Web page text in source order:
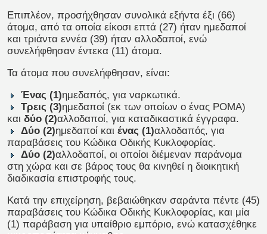
Επιπλέον, προσήχθησαν συνολικά εξήντα έξι (66)
άτομα, από τα οποία είκοσι επτά (27) ήταν ημεδαποί
και τριάντα εννέα (39) ήταν αλλοδαποί, ενώ
συνελήφθησαν έντεκα (11) άτομα.
Τα άτομα που συνελήφθησαν, είναι:
Ένας (1)ημεδαπός, για ναρκωτικά.
Τρεις (3)ημεδαποί (εκ των οποίων ο ένας ΡΟΜΑ)
και δύο (2)αλλοδαποί, για καταδικαστικά έγγραφα.
Δύο (2)ημεδαποί και ένας (1)αλλοδαπός, για
παραβάσεις του Κώδικα Οδικής Κυκλοφορίας.
Δύο (2)αλλοδαποί, οι οποίοι διέμεναν παράνομα
στη χώρα και σε βάρος τους θα κινηθεί η διοικητική
διαδικασία επιστροφής τους.
Κατά την επιχείρηση, βεβαιώθηκαν σαράντα πέντε (45)
παραβάσεις του Κώδικα Οδικής Κυκλοφορίας, και μία
(1) παράβαση για υπαίθριο εμπόριο, ενώ κατασχέθηκε